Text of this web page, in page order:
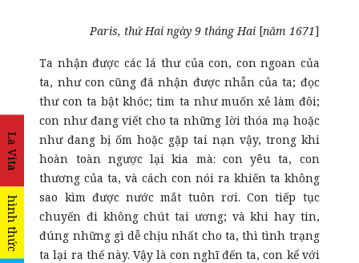
La Vita
hình thức
Paris, thứ Hai ngày 9 thángHai[năm 1671]
Ta nhận được các lá thư của con, con ngoan của
ta, như con cũng đã nhận được nhẫn của ta; đọc
thư con ta bật khóc; tim ta như muốn xẻ làm đôi;
con như đang viết cho ta những lời thóa mạ hoặc
như đang bị ốm hoặc gặp tai nạn vậy, trong khi
hoàn toàn ngược lại kia mà: con yêu ta, con
thương của ta, và cách con nói ra khiến ta không
sao kìm được nước mắt tuôn rơi. Con tiếp tục
chuyến đi không chút tai ương; và khi hay tin,
đúng những gì dễ chịu nhất cho ta, thì tình trạng
ta lại ra thế này. Vậy là con nghĩ đến ta, con kể với